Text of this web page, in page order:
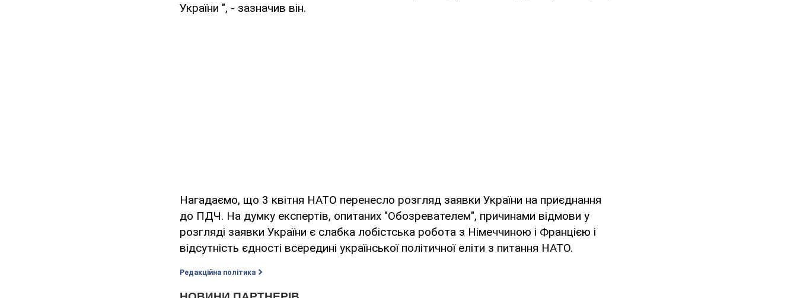
України ", - зазначив він.
Нагадаємо, що 3 квітня НАТО перенесло розгляд заявки України на приєднання
до ПДЧ. На думку експертів, опитаних "Обозревателем", причинами відмови у
розгляді заявки України є слабка лобістська робота з Німеччиною і Францією і
відсутність єдності всередині української політичної еліти з питання НАТО.
Редакційна політика